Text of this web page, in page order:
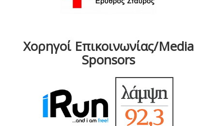
Χορηγοί Επικοινωνίας/Media
Sponsors